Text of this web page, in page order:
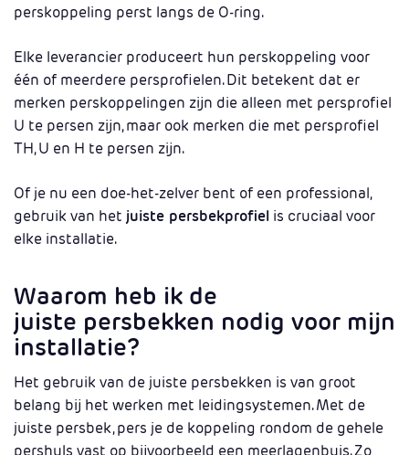
perskoppeling perst langs de O-ring.
Elke leverancier produceert hun perskoppeling voor
één of meerdere persprofielen. Dit betekent dat er
merken perskoppelingen zijn die alleen met persprofiel
U te persen zijn, maar ook merken die met persprofiel
TH, U en H te persen zijn.
Of je nu een doe-het-zelver bent of een professional,
gebruik van het juiste persbekprofiel is cruciaal voor
elke installatie.
Waarom heb ik de
juiste persbekken nodig voor mijn
installatie?
Het gebruik van de juiste persbekken is van groot
belang bij het werken met leidingsystemen. Met de
juiste persbek, pers je de koppeling rondom de gehele
pershuls vast op bijvoorbeeld een meerlagenbuis. Zo